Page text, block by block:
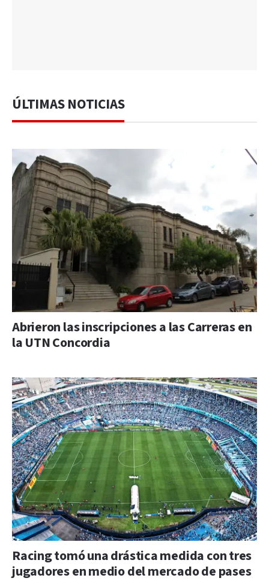
ÚLTIMAS NOTICIAS
Abrieron las inscripciones a las Carreras en
la UTN Concordia
Racing tomó una drástica medida con tres
jugadores en medio del mercado de pases